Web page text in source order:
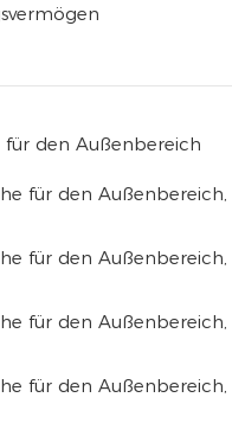
den Außenbereich